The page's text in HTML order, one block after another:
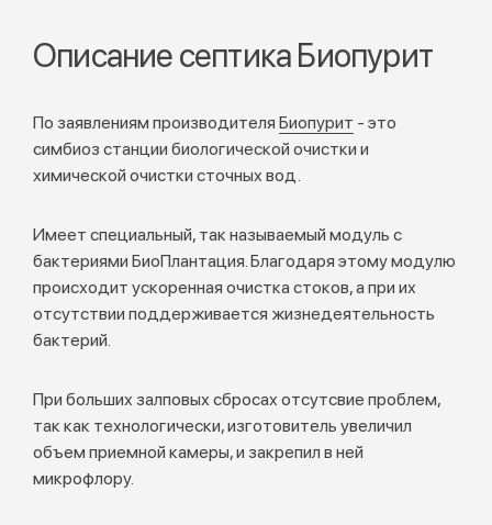
Описание септика Биопурит
По заявлениям производителя Биопурит - это
симбиоз станции биологической очистки и
химической очистки сточных вод.
Имеет специальный, так называемый модуль с
бактериями БиоПлантация. Благодаря этому модулю
происходит ускоренная очистка стоков, а при их
отсутствии поддерживается жизнедеятельность
бактерий.
При больших залповых сбросах отсутсвие проблем,
так как технологически, изготовитель увеличил
объем приемной камеры, и закрепил в ней
микрофлору.